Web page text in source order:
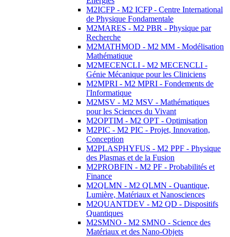
M2ICFP - M2 ICFP - Centre International
de Physique Fondamentale
M2MARES - M2 PBR - Physique par
Recherche
M2MATHMOD - M2 MM - Modélisation
Mathématique
M2MECENCLI - M2 MECENCLI -
Génie Mécanique pour les Cliniciens
M2MPRI - M2 MPRI - Fondements de
l'Informatique
M2MSV - M2 MSV - Mathématiques
pour les Sciences du Vivant
M2OPTIM - M2 OPT - Optimisation
M2PIC - M2 PIC - Projet, Innovation,
Conception
M2PLASPHYFUS - M2 PPF - Physique
des Plasmas et de la Fusion
M2PROBFIN - M2 PF - Probabilités et
Finance
M2QLMN - M2 QLMN - Quantique,
Lumière, Matériaux et Nanosciences
M2QUANTDEV - M2 QD - Dispositifs
Quantiques
M2SMNO - M2 SMNO - Science des
Matériaux et des Nano-Objets